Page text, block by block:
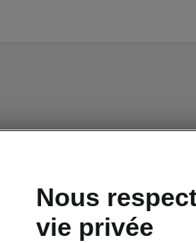
Nous
vie privée